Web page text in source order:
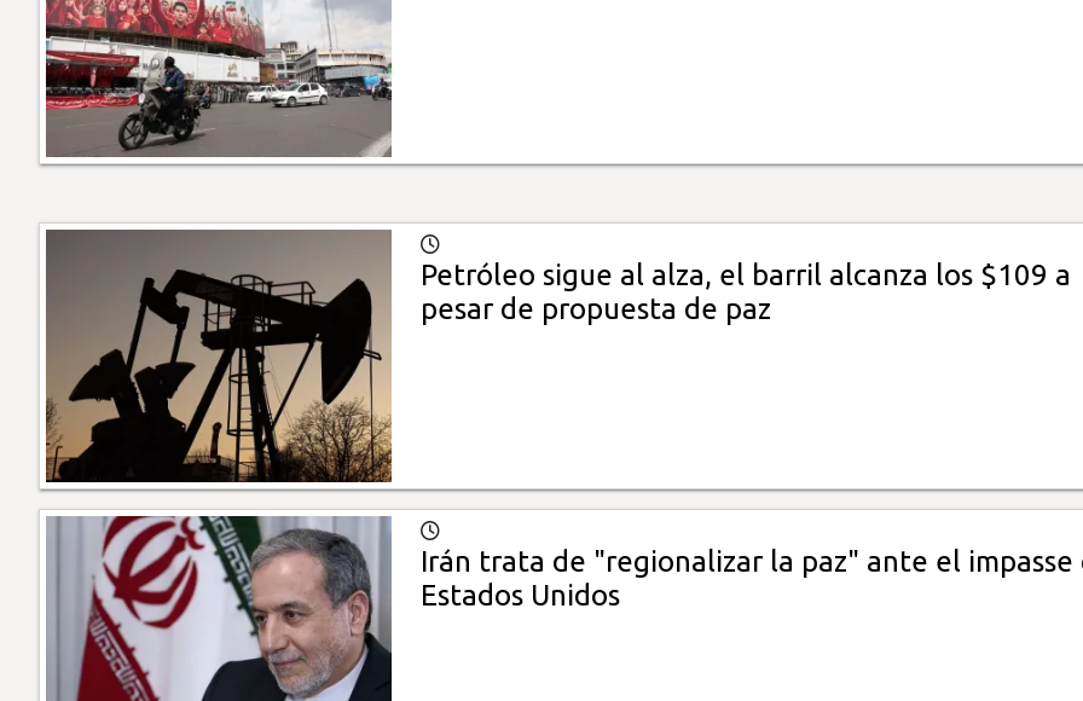
Petróleo sigue al alza, el barril alcanza los $109 a
pesar de propuesta de paz
Irán trata de "regionalizar la paz" ante el impasse
Estados Unidos